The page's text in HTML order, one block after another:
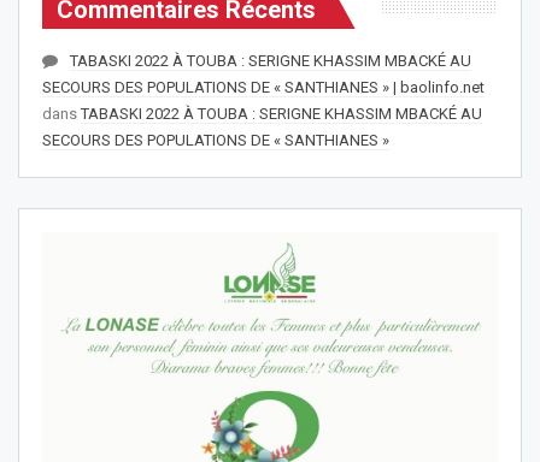
Commentaires Récents
TABASKI 2022 À TOUBA : SERIGNE KHASSIM MBACKÉ AU
SECOURS DES POPULATIONS DE « SANTHIANES » | baolinfo.net
dansTABASKI 2022 À TOUBA : SERIGNE KHASSIM MBACKÉ AU
SECOURS DES POPULATIONS DE « SANTHIANES »